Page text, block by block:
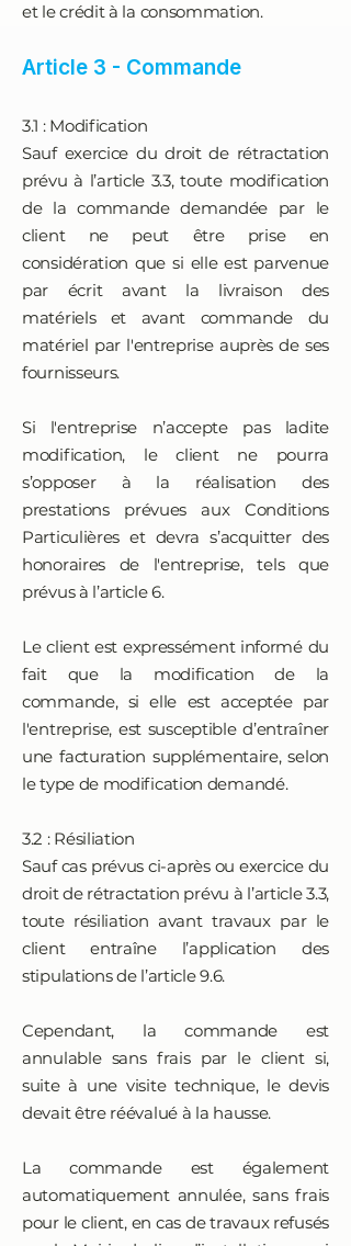
et le crédit à la consommation.
Article 3 - Commande
3.1 : Modification
Sauf exercice du droit de rétractation
prévu à l’article 3.3, toute modification
de la commande demandée par le
client ne peut être prise en
considération que si elle est parvenue
par écrit avant la livraison des
matériels et avant commande du
matériel par l'entreprise auprès de ses
fournisseurs.
Si l'entreprise n’accepte pas ladite
modification, le client ne pourra
s’opposer à la réalisation des
prestations prévues aux Conditions
Particulières et devra s’acquitter des
honoraires de l'entreprise, tels que
prévus à l’article 6.
Le client est expressément informé du
fait que la modification de la
commande, si elle est acceptée par
l'entreprise, est susceptible d’entraîner
une facturation supplémentaire, selon
le type de modification demandé.
3.2 : Résiliation
Sauf cas prévus ci-après ou exercice du
droit de rétractation prévu à l’article 3.3,
toute résiliation avant travaux par le
client entraîne l’application des
stipulations de l’article 9.6.
Cependant, la commande est
annulable sans frais par le client si,
suite à une visite technique, le devis
devait être réévalué à la hausse.
La commande est également
automatiquement annulée, sans frais
pour le client, en cas de travaux refusés